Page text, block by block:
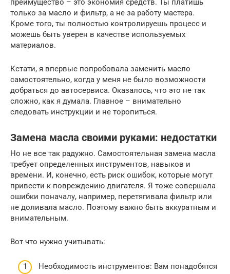
преимущество – это экономия средств. Ты платишь
только за масло и фильтр, а не за работу мастера.
Кроме того, ты полностью контролируешь процесс и
можешь быть уверен в качестве используемых
материалов.
Кстати, я впервые попробовала заменить масло
самостоятельно, когда у меня не было возможности
добраться до автосервиса. Оказалось, что это не так
сложно, как я думала. Главное – внимательно
следовать инструкции и не торопиться.
Замена масла своими руками: недостатки
Но не все так радужно. Самостоятельная замена масла
требует определенных инструментов, навыков и
времени. И, конечно, есть риск ошибок, которые могут
привести к повреждению двигателя. Я тоже совершала
ошибки поначалу, например, перетягивала фильтр или
не доливала масло. Поэтому важно быть аккуратным и
внимательным.
Вот что нужно учитывать:
Необходимость инструментов: Вам понадобятся